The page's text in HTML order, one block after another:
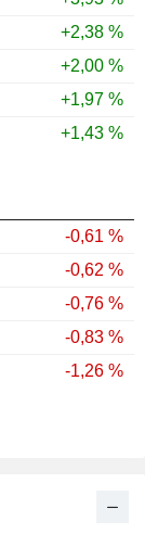
+2,38 %
+2,00 %
+1,97 %
+1,43 %
-0,61 %
-0,62 %
-0,76 %
-0,83 %
-1,26 %